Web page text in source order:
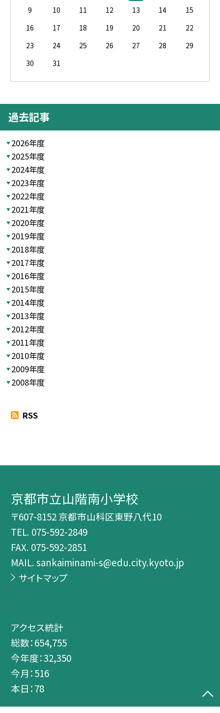
9
10 11 12 13 14
15
16
17 18 19 20 21
22
23
24 25 26 27 28
29
30
31
過去記事
2026年度
2025年度
2024年度
2023年度
2022年度
2021年度
2020年度
2019年度
2018年度
2017年度
2016年度
2015年度
2014年度
2013年度
2012年度
2011年度
2010年度
2009年度
2008年度
RSS
京都市立山階南小学校
〒607-8152 京都市山科区東野八代10
TEL. 075-592-2849
FAX. 075-592-2851
MAIL. sankaiminami-s@edu.city.kyoto.jp
サイトマップ
アクセス統計
総数：654,755
今年度：32,350
今月：516
本日：78